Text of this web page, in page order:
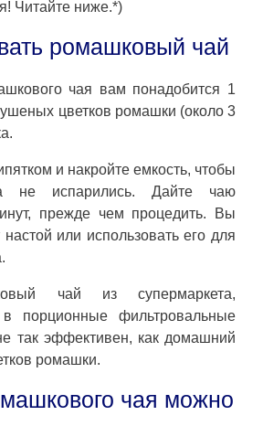
Читайте ниже.*)
ромашковый чай
чая вам понадобится 1
цветков ромашки (около 3
и накройте емкость, чтобы
не испарились. Дайте чаю
прежде чем процедить. Вы
или использовать его для
чай из супермаркета,
порционные фильтровальные
так эффективен, как домашний
ромашки.
чая можно